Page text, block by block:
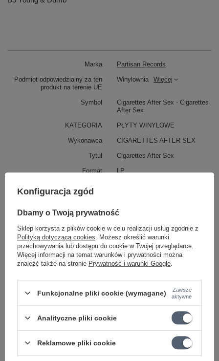
Marka Partisan Records
Podmiot odpowiedzialny za ten
produkt na terenie UE
Winylownia Więcej
Symbol
Cigarettes After Sex - Cigarettes
After Sex
KATEGORIA PŁYTY WINYLOWE
Wykonawca CIGARETTES AFTER SEX
Tytuł Cigarettes After Sex
Format
LP
Wytwórnia
Data premiery 2017
Gatunek muzyczny Rock
Styl muzyczny Indie Rock
Parametry bezpieczeństwa Parametry bezpieczeństwa
Konfiguracja zgód
Dbamy o Twoją prywatność
Sklep korzysta z plików cookie w celu realizacji usług zgodnie z
Polityką dotyczącą cookies . Możesz określić warunki
przechowywania lub dostępu do cookie w Twojej przeglądarce.
Więcej informacji na temat warunków i prywatności można
znaleźć także na stronie Prywatność i warunki Google
Funkcjonalne pliki cookie (wymagane)
Zawsze
aktywne
Analityczne pliki cookie
Reklamowe pliki cookie